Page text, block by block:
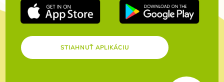
STIAHNUŤ APLIKÁCIU